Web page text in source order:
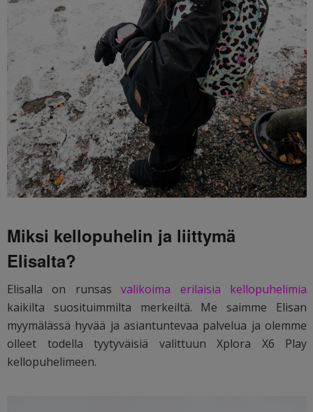
Miksi kellopuhelin ja liittymä
Elisalta?
Elisalla on runsasvalikoima erilaisia kellopuhelimia
kaikilta suosituimmilta merkeiltä. Me saimme Elisan
myymälässä hyvää ja asiantuntevaa palvelua ja olemme
olleet todella tyytyväisiä valittuun Xplora X6 Play
kellopuhelimeen.